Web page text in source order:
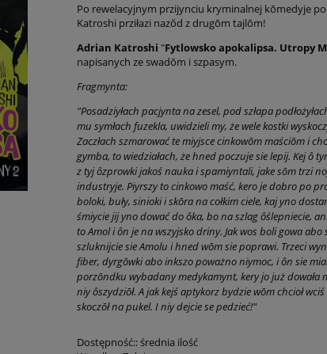
Po rewelacyjnym przijynciu kryminalnej kōmedyje
Katroshi prziłazi nazŏd z drugōm tajlōm!
Adrian Katroshi "Fytlowsko apokalipsa. Utropy
napisanych ze swadōm i szpasym.
Fragmynta:
"Posadziyłach pacjynta na zesel, pod szłapa
mu symłach fuzekla, uwidzieli my, że wele kostki
Zaczłach szmarować te miyjsce cinkowōm maściōm i
gymba, to wiedziałach, że hned poczuje sie lepij. Kej ô
z tyj ôzprowki jakoś nauka i spamiyntali, jake sōm trzi
industryje. Piyrszy to cinkowo maść, kero je dobro po
boloki, buły, sinioki i skōra na cołkim ciele, kaj yno
śmiycie jij yno dować do ôka, bo na szlag ôślepniecie,
to Amol i ôn je na wszyjsko driny. Jak wos boli gowa
szluknijcie sie Amolu i hned wōm sie poprawi. Trzeci
fiber, dyrgōwki abo inkszo poważno niymoc, i ôn sie
porzōndku wybadany medykamynt, kery jo już dowała
niy ôszydziōł. A jak kejś aptykorz bydzie wōm chcioł
skoczōł na pukel. I niy dejcie se pedzieć!"
Dostępność::średnia ilość